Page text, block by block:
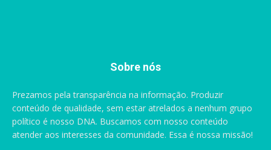
Sobre nós
Prezamos pela transparência na informação. Produzir
conteúdo de qualidade, sem estar atrelados a nenhum grupo
político é nosso DNA. Buscamos com nosso conteúdo
atender aos interesses da comunidade. Essa é nossa missão!